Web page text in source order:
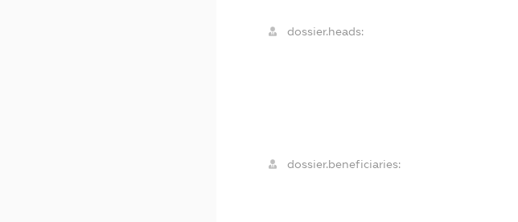
dossier.heads:
dossier.beneficiaries: